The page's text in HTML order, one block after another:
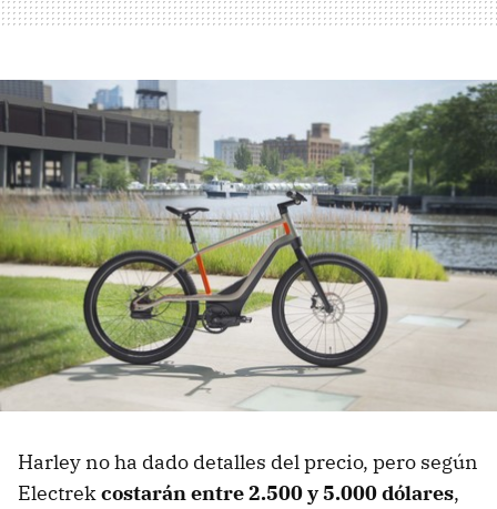
Harley no ha dado detalles del precio, pero según
Electrekcostarán entre 2.500 y 5.000 dólares,